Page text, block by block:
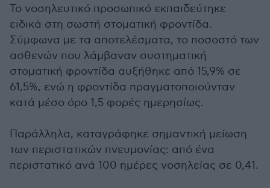
Το νοσηλευτικό προσωπικό εκπαιδεύτηκε
ειδικά στη σωστή στοματική φροντίδα.
Σύμφωνα με τα αποτελέσματα, το ποσοστό των
ασθενών που λάμβαναν συστηματική
στοματική φροντίδα αυξήθηκε από 15,9% σε
61,5%, ενώ η φροντίδα πραγματοποιούνταν
κατά μέσο όρο 1,5 φορές ημερησίως.
Παράλληλα, καταγράφηκε σημαντική μείωση
των περιστατικών πνευμονίας: από ένα
περιστατικό ανά 100 ημέρες νοσηλείας σε 0,41.